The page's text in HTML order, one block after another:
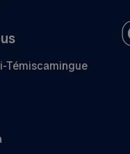
Témiscamingue